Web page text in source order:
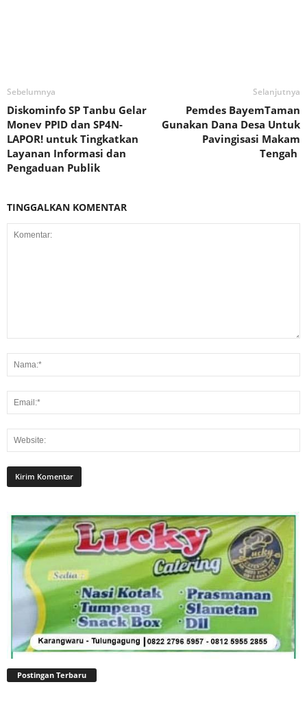
Sebelumnya
Diskominfo SP Tanbu Gelar
Monev PPID dan SP4N-
LAPOR! untuk Tingkatkan
Layanan Informasi dan
Pengaduan Publik
Selanjutnya
Pemdes BayemTaman
Gunakan Dana Desa Untuk
Pavingisasi Makam
Tengah
TINGGALKAN KOMENTAR
Postingan Terbaru